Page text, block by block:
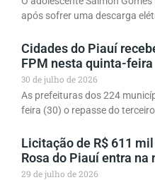
após sofrer uma descarga
Cidades do Piauí
FPM nesta quinta-feira
30 de julho de 2026
As prefeituras dos 224
feira (30) o repasse do terceiro
Licitação de R$ 611
Rosa do Piauí entra na
29 de julho de 2026